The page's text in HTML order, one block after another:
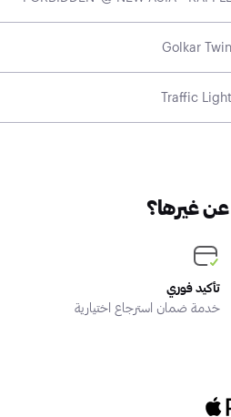
غيرها؟
تأكيد فوري
خدمة ضمان استرجاع اختيارية